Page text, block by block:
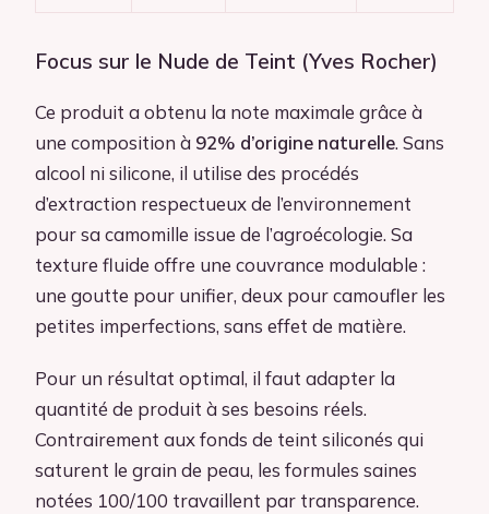
Focus sur le Nude de Teint (Yves Rocher)
Ce produit a obtenu la note maximale grâce à
une composition à 92% d’origine naturelle. Sans
alcool ni silicone, il utilise des procédés
d’extraction respectueux de l’environnement
pour sa camomille issue de l’agroécologie. Sa
texture fluide offre une couvrance modulable :
une goutte pour unifier, deux pour camoufler les
petites imperfections, sans effet de matière.
Pour un résultat optimal, il faut adapter la
quantité de produit à ses besoins réels.
Contrairement aux fonds de teint siliconés qui
saturent le grain de peau, les formules saines
notées 100/100 travaillent par transparence.